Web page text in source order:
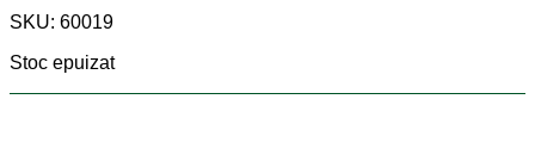
SKU: 60019
Stoc epuizat